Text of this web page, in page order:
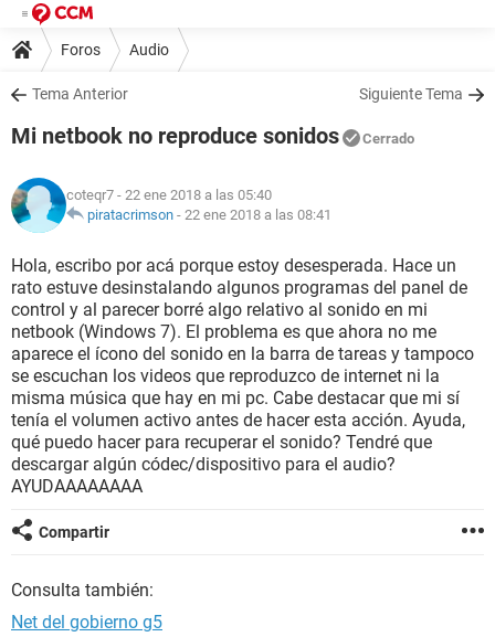
Foros Audio
Tema Anterior Siguiente Tema
Mi netbook no reproduce sonidos Cerrado
coteqr7 - 22 ene 2018 a las 05:40
piratacrimson - 22 ene 2018 a las 08:41
Hola, escribo por acá porque estoy desesperada. Hace un
rato estuve desinstalando algunos programas del panel de
control y al parecer borré algo relativo al sonido en mi
netbook (Windows 7). El problema es que ahora no me
aparece el ícono del sonido en la barra de tareas y tampoco
se escuchan los videos que reproduzco de internet ni la
misma música que hay en mi pc. Cabe destacar que mi sí
tenía el volumen activo antes de hacer esta acción. Ayuda,
qué puedo hacer para recuperar el sonido? Tendré que
descargar algún códec/dispositivo para el audio?
AYUDAAAAAAAA
Compartir
Consulta también:
Net del gobierno g5